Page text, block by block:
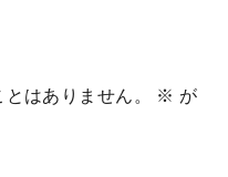
はありません。 ※ が